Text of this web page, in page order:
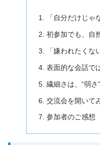
「自分だけじゃ
初参加でも、自
「嫌われたく
表面的な会話で
繊細さは、“弱
交流会を開いて
参加者のご感想